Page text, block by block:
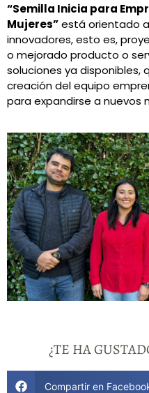
“Semilla Inicia para
Mujeres”está orientado
innovadores, esto es,
o mejorado producto o
soluciones ya disponibles,
creación del equipo
para expandirse a nuevos
¿TE HA
Compartir en